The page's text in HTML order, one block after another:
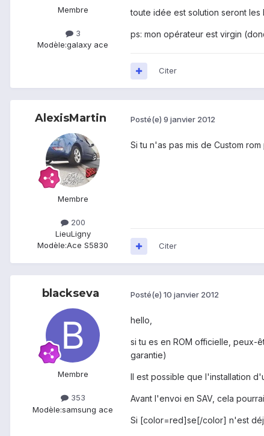
Membre
3
Modèle:galaxy ace
toute idée est solution seront les
ps: mon opérateur est virgin
Citer
AlexisMartin
Membre
200
LieuLigny
Modèle:Ace S5830
Posté(e) 9 janvier 2012
Si tu n'as pas mis de Custom
Citer
blackseva
Membre
353
Modèle:samsung ace
Posté(e) 10 janvier 2012
hello,
si tu es en ROM officielle, peux-
garantie)
Il est possible que l'installation
Avant l'envoi en SAV, cela
Si [color=red]se[/color] n'est